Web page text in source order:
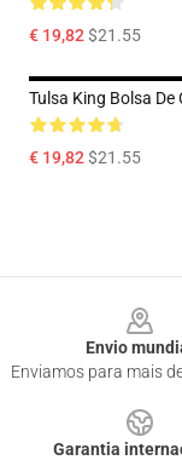
€ 19,82$21.55
Tulsa King Bolsa De
€ 19,82$21.55
Envio
Enviamos para mais
Garantia